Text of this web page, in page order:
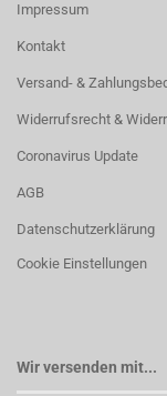
Impressum
Kontakt
Versand- &
Widerrufsrecht &
Coronavirus Update
AGB
Datenschutzerklärung
Cookie Einstellungen
Wir versenden mit...